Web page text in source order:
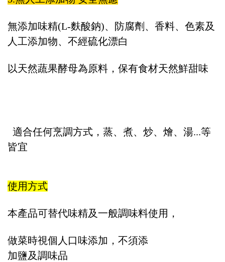
無添加味精(L-麩酸鈉)、防腐劑、香料、色素及
人工添加物、不經硫化漂白
以天然蔬果酵母為原料，保有食材天然鮮甜味
適合任何烹調方式，蒸、煮、炒、燴、湯...等
皆宜
使用方式
本產品可替代味精及一般調味料使用，
做菜時視個人口味添加，不須添
加鹽及調味品